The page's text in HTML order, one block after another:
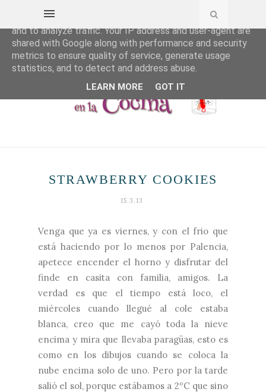
STRAWBERRY COOKIES
15.3.13
Venga que ya es viernes, y con el frio que
está haciendo por lo menos por Palencia,
apetece encender el horno y disfrutar del
finde en casita con familia, amigos. La
verdad es que el tiempo está loco, el
miércoles cuando llegué al cole estaba
blanca, creo que me cayó toda la nieve
encima y mira que llevaba paragüas, esto es
como en los dibujos cuando se coloca la
nube encima solo de uno. Pero por la tarde
salió el sol, porque estábamos a 2ºC que sino
This site uses cookies from Google to deliver its services
and to analyze traffic. Your IP address and user-agent are
shared with Google along with performance and security
metrics to ensure quality of service, generate usage
statistics, and to detect and address abuse.
LEARN MORE GOT IT